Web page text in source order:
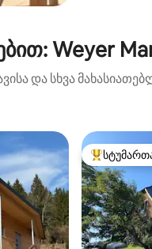
Weyer
და სხვა
სტუმართა